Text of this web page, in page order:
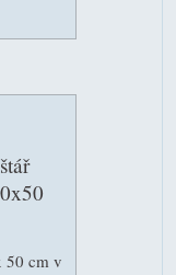
50 cm v